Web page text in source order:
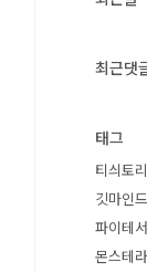
최근댓
태그
티싀토리
깃마인드
파이테
몬스테